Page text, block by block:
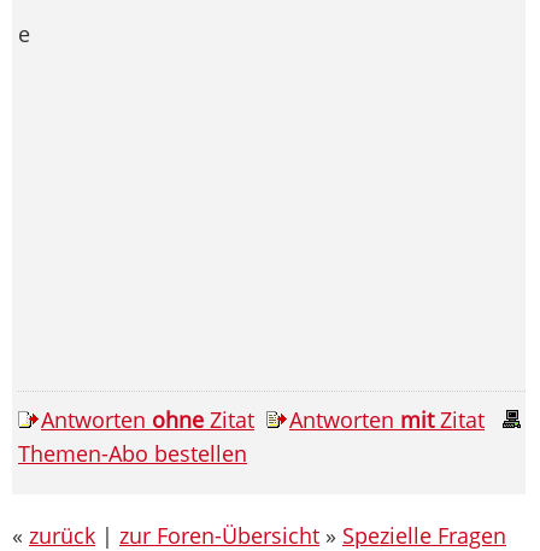
e
Antworten ohne Zitat Antworten mitZitat
Themen-Abo bestellen
« zurück | zur Foren-Übersicht » Spezielle Fragen